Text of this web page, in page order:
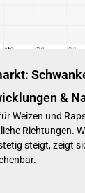
&
Weizen und
Richtungen.
steigt, zeigt